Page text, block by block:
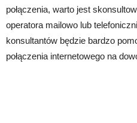
połączenia, warto jest
operatora mailowo lub
konsultantów będzie bardzo
połączenia internetowego na